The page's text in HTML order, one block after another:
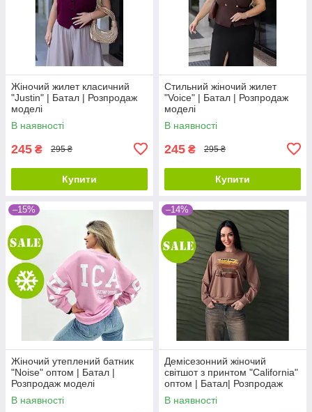
Жіночий жилет класичний
"Justin" | Батал | Розпродаж
моделі
В наявності
245 ₴ 295 ₴
Купити
Стильний жіночий жилет
"Voice" | Батал | Розпродаж
моделі
В наявності
245 ₴ 295 ₴
Купити
–15%
Жіночий утеплений батник
"Noise" оптом | Батал |
Розпродаж моделі
В наявності
–14%
Демісезонний жіночий
світшот з принтом "California"
оптом | Батал| Розпродаж
моделі
В наявності